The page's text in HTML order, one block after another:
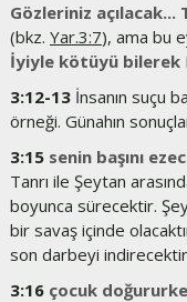
Gözleriniz açılacak...
(bkz. Yar.3:7), ama bu
İyiyle kötüyü bilerek
3:12-13 İnsanın suçu
örneği. Günahın
3:15 senin başını
Tanrı ile Şeytan
boyunca sürecektir.
bir savaş içinde
son darbeyi
3:16 çocuk